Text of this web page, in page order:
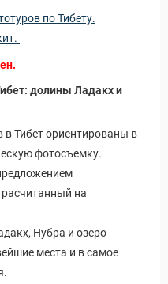
по Тибету.
долины Ладакх и
Тибет ориентированы в
фотосъемку.
расчитанный на
Нубра и озеро
места и в самое